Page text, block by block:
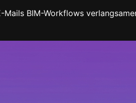
Mails BIM-Workflows